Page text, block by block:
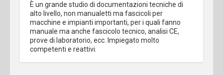
È un grande studio di documentazioni tecniche di
alto livello, non manualetti ma fascicoli per
macchine e impianti importanti, per i quali fanno
manuale ma anche fascicolo tecnico, analisi CE,
prove di laboratorio, ecc. Impiegato molto
competenti e reattivi.